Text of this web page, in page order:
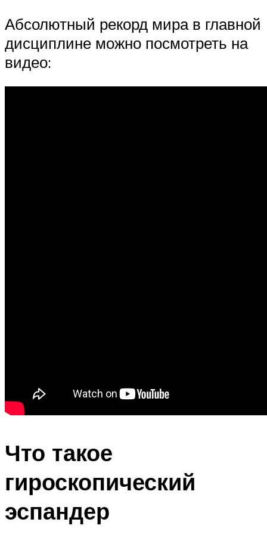
Абсолютный рекорд мира в главной
дисциплине можно посмотреть на
видео:
Что такое
гироскопический
эспандер